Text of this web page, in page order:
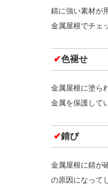
錆に強い素材が
金属屋根でチェ
✔色褪せ
金属屋根に塗ら
金属を保護して
✔錆び
金属屋根に錆が
の原因になって